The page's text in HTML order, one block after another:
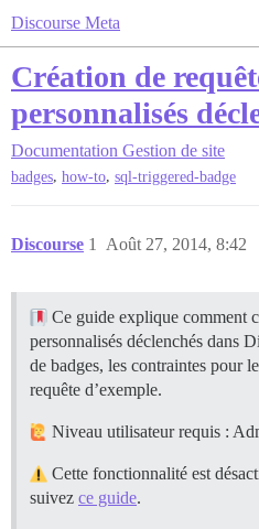
Discourse Meta
Création de
personnalisés
Documentation Gestion de site
badges, how-to, sql-triggered-badge
Discourse Août 27, 2014, 8:42
1
Ce guide explique comment
personnalisés déclenchés dans
de badges, les contraintes pour
requête d’exemple.
Niveau utilisateur requis :
Cette fonctionnalité est
suivez ce guide.